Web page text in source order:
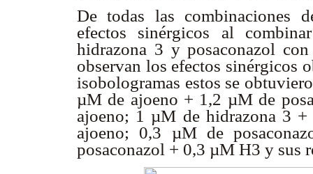
De todas las combinaciones
efectos sinérgicos al
hidrazona 3 y posaconazol
observan los efectos sinérgicos
isobologramas estos se
µM de ajoeno + 1,2 µM de
ajoeno; 1 µM de hidrazona 3
ajoeno; 0,3 µM de
posaconazol + 0,3 µM H3 y sus